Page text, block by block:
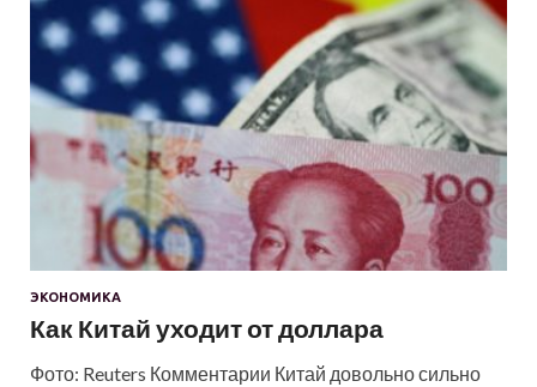
ЭКОНОМИКА
Как Китай уходит от доллара
Фото: Reuters Комментарии Китай довольно сильно